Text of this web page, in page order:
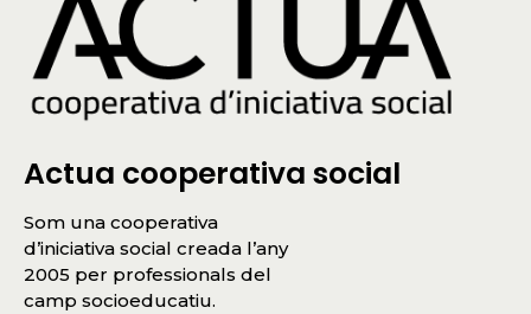
Actua cooperativa social
Som una cooperativa
d’iniciativa social creada l’any
2005 per professionals del
camp socioeducatiu.